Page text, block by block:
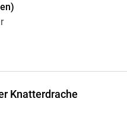
Knatterdrache